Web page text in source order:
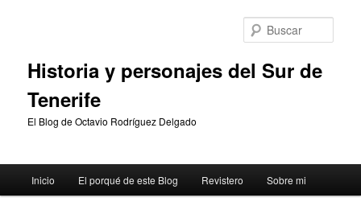
Historia y personajes del Sur de
Tenerife
El Blog de Octavio Rodríguez Delgado
principal
Inicio El porqué de este Blog Revistero Sobre mi